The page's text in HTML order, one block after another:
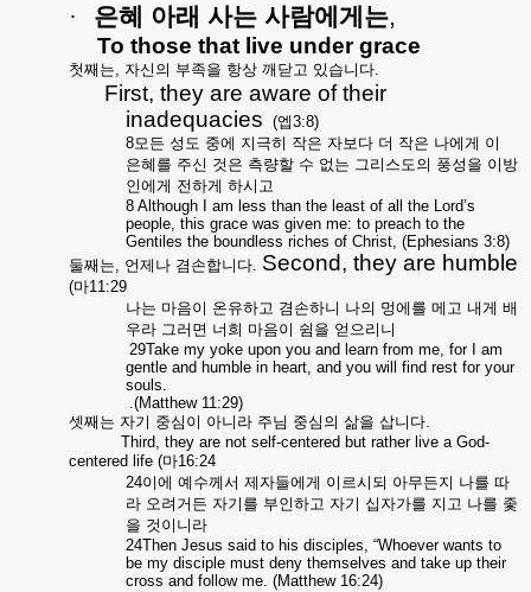
· 은혜 아래 사는 사람에게는,
To those that live under grace
첫째는 자신의 부족을 항상 깨닫고 있습니다
First, they are aware of their
inadequacies (엡3:8)
8모든 성도 중에 지극히 작은 자보다 더 작은 나에게 이
은혜를 주신 것은 측량할 수 없는 그리스도의 풍성을 이방
인에게 전하게 하시고
8 Although I am less than the least of all the Lord’s
people, this grace was given me: to preach to the
Gentiles the boundless riches of Christ, (Ephesians 3:8)
둘째는
언제나 겸손합니다 Second, they are humble
(마11:29
나는 마음이 온유하고 겸손하니 나의 멍에를 메고 내게 배
우라 그러면 너희 마음이 쉼을 얻으리니
29Take my yoke upon you and learn from me, for I am
gentle and humble in heart, and you will find rest for your
souls.
.(Matthew 11:29)
셋째는 자기 중심이 아니라 주님 중심의 삶을 삽니다
Third, they are not self-centered but rather live a God-
centered life (마16:24
24이에 예수께서 제자들에게 이르시되 아무든지 나를 따
라 오려거든 자기를 부인하고 자기 십자가를 지고 나를 좇
을 것이니라
24Then Jesus said to his disciples, “Whoever wants to
be my disciple must deny themselves and take up their
cross and follow me. (Matthew 16:24)